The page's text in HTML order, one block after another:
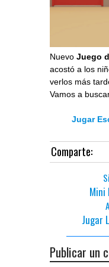
Nuevo Juego
acostó a los
verlos más
Vamos a
Jugar
Comparte:
Mini
Jugar
Publicar un